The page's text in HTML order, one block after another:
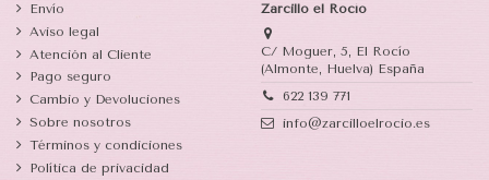
Envío
Aviso legal
Atención al Cliente
Pago seguro
Cambio y Devoluciones
Sobre nosotros
Términos y condiciones
Política de privacidad
Zarcillo el Rocío
C/ Moguer, 5, El Rocío
(Almonte, Huelva) España
622 139 771
info@zarcilloelrocio.es